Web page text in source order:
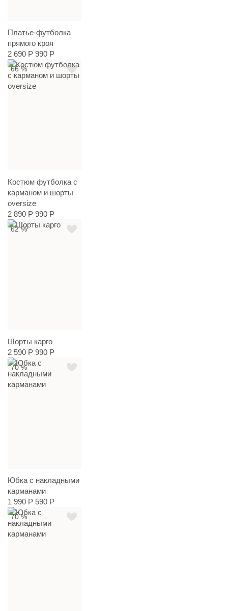
Платье-футболка
прямого кроя
2 690 Р 990 Р
66 %
Костюм футболка с
карманом и шорты
oversize
2 890 Р 990 Р
62 %
Шорты карго
2 590 Р 990 Р
70 %
Юбка с накладными
карманами
1 990 Р 590 Р
70 %